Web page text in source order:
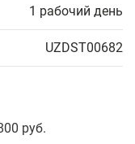
1 рабочий день
UZDST00682
руб.